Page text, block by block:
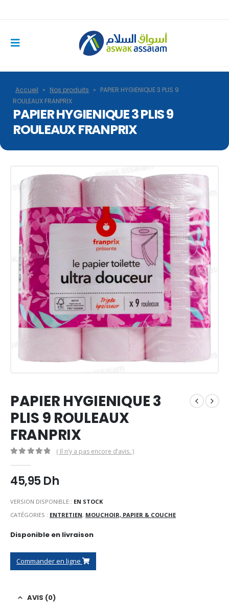
Accueil » Nos produits » PAPIER HYGIENIQUE 3 PLIS 9
ROULEAUX FRANPRIX
PAPIER HYGIENIQUE 3 PLIS 9
ROULEAUX FRANPRIX
PAPIER HYGIENIQUE 3
PLIS 9 ROULEAUX
FRANPRIX
( Il n’y a pas encore d’avis. )
45,95Dh
VERSION DISPONIBLE:: EN STOCK
CATÉGORIES : ENTRETIEN, MOUCHOIR, PAPIER & COUCHE
Disponible en livraison
Commander en ligne
AVIS (0)